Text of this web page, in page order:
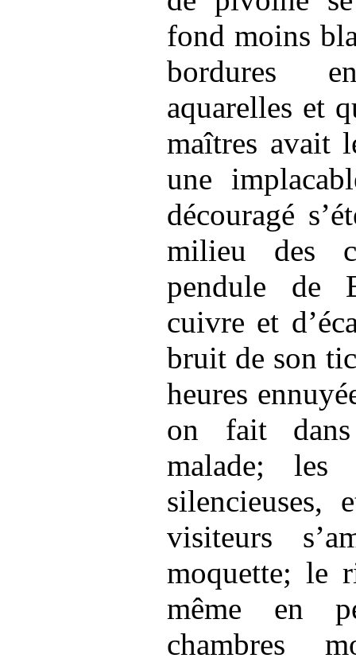
fond moins
bordures
aquarelles et
maîtres avait
une
découragé
milieu des
pendule de
cuivre et
bruit de son
heures
on fait
malade; les
silencieuses,
visiteurs
moquette; le
même en
chambres